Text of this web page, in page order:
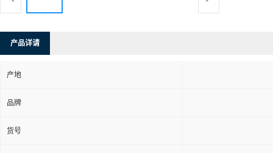
产品详请
产地
品牌
货号